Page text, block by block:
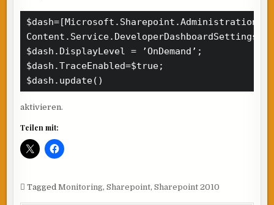
Content.Service.DeveloperDashboardSettings;
$dash.DisplayLevel = ’OnDemand’;
$dash.TraceEnabled=$true;
$dash.update()
aktivieren.
Teilen mit:
TaggedMonitoring,Sharepoint,Sharepoint 2010